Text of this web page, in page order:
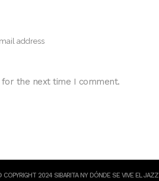
the next time I comment.
COPYRIGHT 2024 SIBARITA NY DÓNDE SE VIVE EL JAZZ